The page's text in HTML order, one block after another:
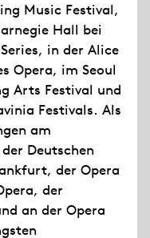
Music Festival,
Hall bei
in der Alice
Opera, im Seoul
Arts Festival und
Festivals. Als
am
Deutschen
der Opera
der
an der Opera